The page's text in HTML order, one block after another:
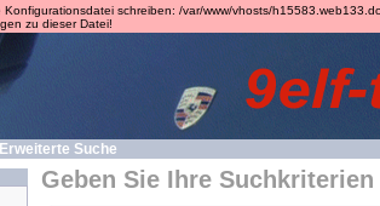
schreiben: /var/www/vhosts/
zu dieser Datei!
Erweiterte Suche
Geben Sie Ihre Suchkriterien